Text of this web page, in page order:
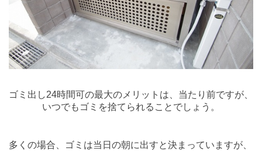
ゴミ出し24時間可の最大のメリットは、当たり前ですが、
いつでもゴミを捨てられることでしょう。
多くの場合、ゴミは当日の朝に出すと決まっていますが、